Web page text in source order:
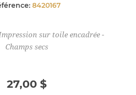
8420167
sur toile encadrée -
Champs secs
27,00 $